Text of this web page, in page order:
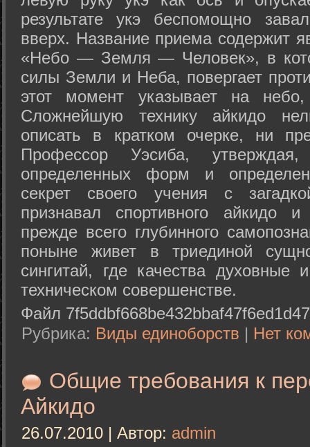
результате укэ беспомощно
вверх. Название приема содержит
«Небо — Земля — Человек», в
силы Земли и Неба, повергает
этот момент указывает на
Сложнейшую технику айкидо
описать в кратком очерке, ни
Профессор Уэсиба,
определенных форм и
секрет своего учения с
признавал спортивного айкидо
прежде всего глубинного
поныне живет в триединой
сингитай, где качества духовные
техническом совершенстве.
Файл
Рубрика: Виды единоборств | Нет
Общие требования к
Айкидо
26.07.2010 | Автор: admin